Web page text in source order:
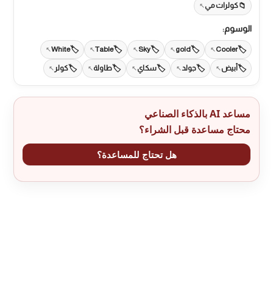
كولرات مي
الوسوم:
Cooler
gold
Sky
Table
White
أبيض جولد سكاي طاولة كولر
مساعد AI بالذكاء الصناعي
محتاج مساعدة قبل الشراء؟
هل تحتاج للمساعدة؟